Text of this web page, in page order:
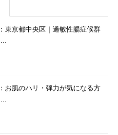
東京都中央区｜過敏性腸症候群
お肌のハリ・弾力が気になる方